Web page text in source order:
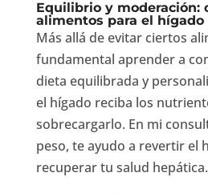
Equilibrio y moderación:
alimentos para el hígado
Más allá de evitar ciertos
fundamental aprender a
dieta equilibrada y
el hígado reciba los
sobrecargarlo. En mi
peso, te ayudo a revertir el
recuperar tu salud hepática.